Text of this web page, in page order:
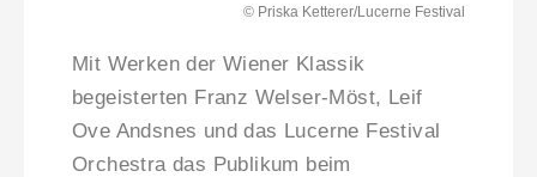
© Priska Ketterer/Lucerne Festival
Mit Werken der Wiener Klassik
begeisterten Franz Welser-Möst, Leif
Ove Andsnes und das Lucerne Festival
Orchestra das Publikum beim